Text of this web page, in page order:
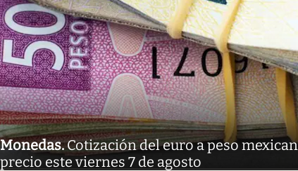
Monedas.Cotización del euro a peso
precio este viernes 7 de agosto